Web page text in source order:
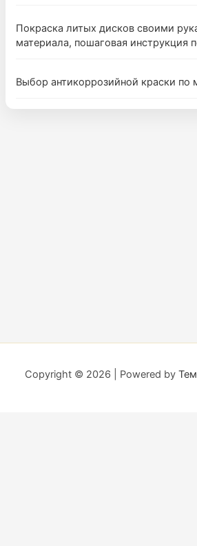
Покраска литых дисков своими
материала, пошаговая инструкция
Выбор антикоррозийной краски по
Copyright © 2026 | Powered by